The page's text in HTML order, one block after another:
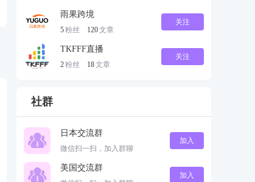
雨果跨境
5粉丝 120文章
关注
TKFFF直播
2粉丝 18文章
关注
社群
日本交流群
微信扫一扫，加入群聊
加入
美国交流群
加入